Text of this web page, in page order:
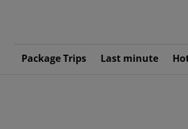
Package Trips Last minute